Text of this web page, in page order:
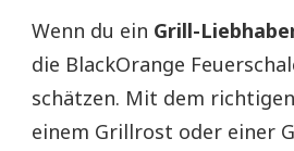
Wenn du ein Grill-
die BlackOrange
schätzen. Mit dem
einem Grillrost oder einer